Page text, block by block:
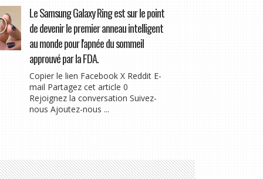
Le Samsung Galaxy Ring est sur le point
de devenir le premier anneau intelligent
au monde pour l'apnée du sommeil
approuvé par la FDA.
Copier le lien Facebook X Reddit E-
mail Partagez cet article 0
Rejoignez la conversation Suivez-
nous Ajoutez-nous ...